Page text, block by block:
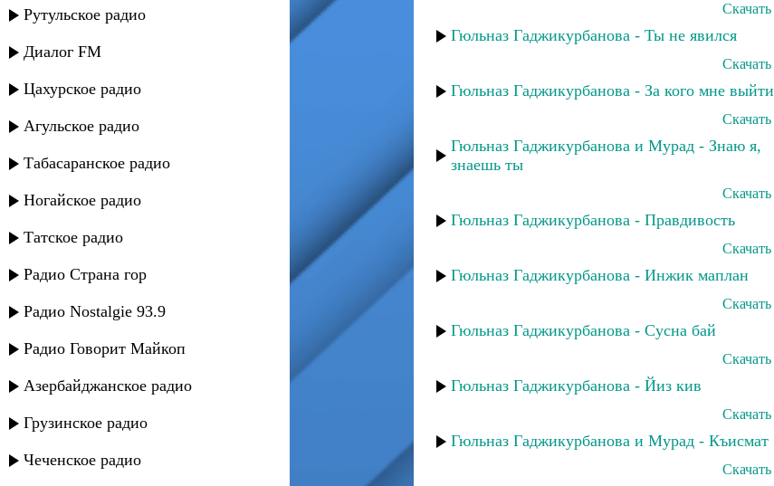
Рутульское радио
Диалог FM
Цахурское радио
Агульское радио
Табасаранское радио
Ногайское радио
Татское радио
Радио Страна гор
Радио Nostalgie 93.9
Радио Говорит Майкоп
Азербайджанское радио
Грузинское радио
Чеченское радио
Скачать
Гюльназ Гаджикурбанова - Ты не явился
Скачать
Гюльназ Гаджикурбанова - За кого мне выйти
Скачать
Гюльназ Гаджикурбанова и Мурад - Знаю я,
знаешь ты
Скачать
Гюльназ Гаджикурбанова - Правдивость
Скачать
Гюльназ Гаджикурбанова - Инжик маплан
Скачать
Гюльназ Гаджикурбанова - Сусна бай
Скачать
Гюльназ Гаджикурбанова - Йиз кив
Скачать
Гюльназ Гаджикурбанова и Мурад - Къисмат
Скачать